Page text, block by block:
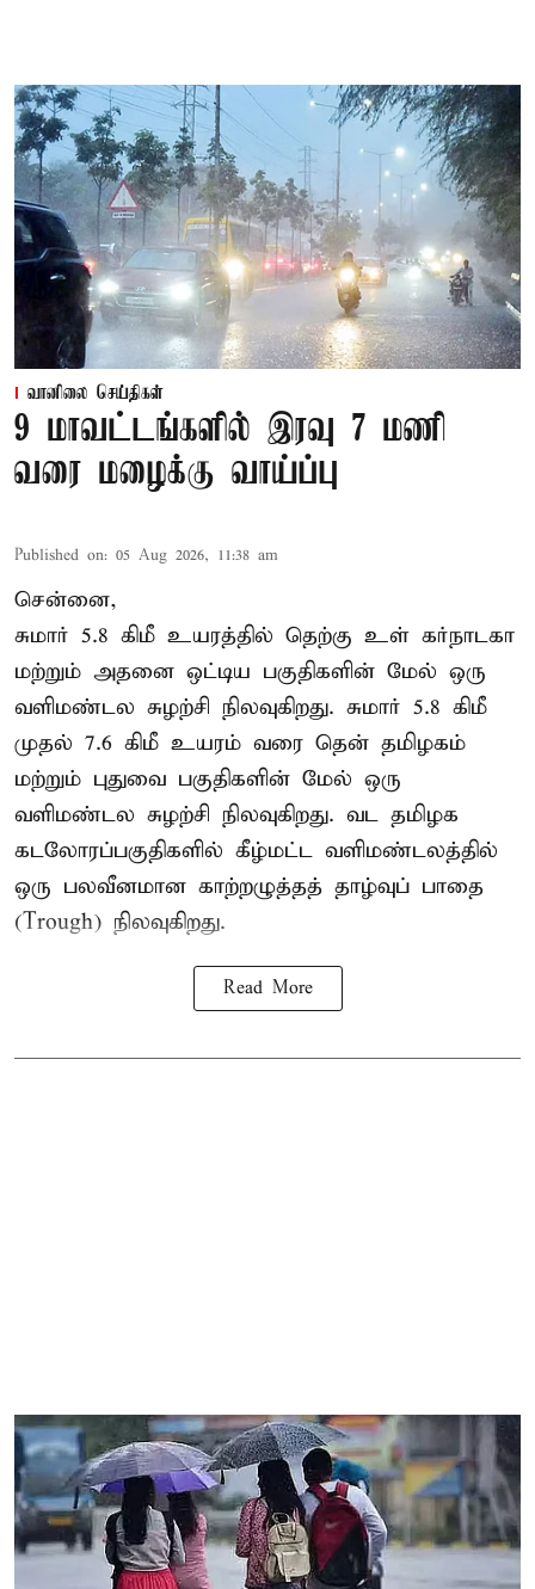
வானிலை செய்திகள்
9 மாவட்டங்களில் இரவு 7 மணி
வரை மழைக்கு வாய்ப்பு
Published on: 05 Aug 2026, 11:38 am
சென்னை,
சுமார் 5.8 கிமீ உயரத்தில் தெற்கு உள் கர்நாடகா
மற்றும் அதனை ஒட்டிய பகுதிகளின் மேல் ஒரு
வளிமண்டல சுழற்சி நிலவுகிறது. சுமார் 5.8 கிமீ
முதல் 7.6 கிமீ உயரம் வரை தென் தமிழகம்
மற்றும் புதுவை பகுதிகளின் மேல் ஒரு
வளிமண்டல சுழற்சி நிலவுகிறது. வட தமிழக
கடலோரப்பகுதிகளில் கீழ்மட்ட வளிமண்டலத்தில்
ஒரு பலவீனமான காற்றழுத்தத் தாழ்வுப் பாதை
(Trough) நிலவுகிறது.
Read More